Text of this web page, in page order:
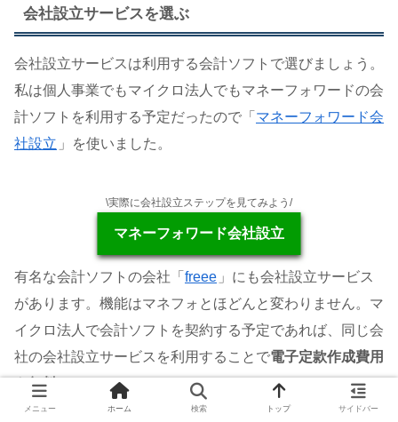
会社設立サービスを選ぶ
会社設立サービスは利用する会計ソフトで選びましょう。
私は個人事業でもマイクロ法人でもマネーフォワードの会
計ソフトを利用する予定だったので「 マネーフォワード会
社設立 」を使いました。
\実際に会社設立ステップを見てみよう/
マネーフォワード会社設立
有名な会計ソフトの会社「 freee 」にも会社設立サービス
があります。機能はマネフォとほどんと変わりません。マ
イクロ法人で会計ソフトを契約する予定であれば、同じ会
社の会社設立サービスを利用することで電子定款作成費用
も無料
になります。
メニュー ホーム 検索 トップ サイドバー